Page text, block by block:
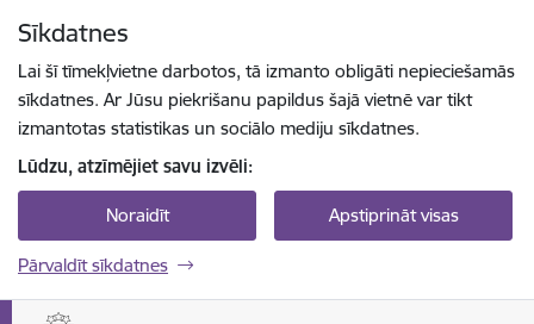
Sīkdatnes
Lai šī tīmekļvietne darbotos, tā izmanto obligāti nepieciešamās
sīkdatnes. Ar Jūsu piekrišanu papildus šajā vietnē var tikt
izmantotas statistikas un sociālo mediju sīkdatnes.
Lūdzu, atzīmējiet savu izvēli:
Noraidīt Apstiprināt visas
Pārvaldīt sīkdatnes